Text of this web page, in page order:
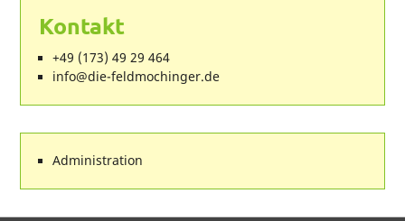
Kontakt
+49 (173) 49 29 464
ed.regnihcomdlef-eid@ofni
Administration